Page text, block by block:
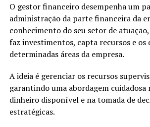
O gestor financeiro desempenha um
administração da parte financeira da
conhecimento do seu setor de
faz investimentos, capta recursos e os
determinadas áreas da empresa.
A ideia é gerenciar os recursos
garantindo uma abordagem cuidadosa
dinheiro disponível e na tomada de
estratégicas.